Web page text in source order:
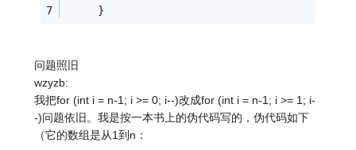
     }
问题照旧
wzyzb:
我把for (int i = n-1; i >= 0; i--)改成for (int i = n-1; i >= 1; i-
-)问题依旧。我是按一本书上的伪代码写的，伪代码如下
（它的数组是从1到n：